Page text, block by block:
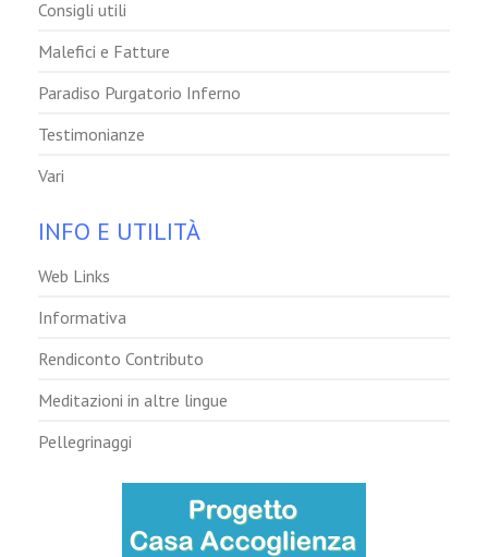
Consigli utili
Malefici e Fatture
Paradiso Purgatorio Inferno
Testimonianze
Vari
INFO E UTILITÀ
Web Links
Informativa
Rendiconto Contributo
Meditazioni in altre lingue
Pellegrinaggi